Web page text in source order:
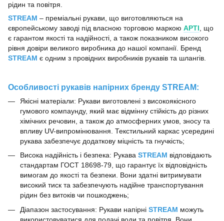
рідин та повітря.
STREAM – преміальні рукави, що виготовляються на
європейському заводі під власною торговою маркою АРТІ , що
є гарантом якості та надійності, а також показником високого
рівня довіри великого виробника до нашої компанії. Бренд
STREAM є одним з провідних виробників рукавів та шлангів.
Особливості рукавів напірних бренду STREAM:
Якісні матеріали: Рукави виготовлені з високоякісного
гумового компаунду, який має відмінну стійкість до різних
хімічних речовин, а також до атмосферних умов, зносу та
впливу UV-випромінювання. Текстильний каркас усередині
рукава забезпечує додаткову міцність та гнучкість;
Висока надійність і безпека: Рукава STREAM відповідають
стандартам ГОСТ 18698-79, що гарантує їх відповідність
вимогам до якості та безпеки. Вони здатні витримувати
високий тиск та забезпечують надійне транспортування
рідин без витоків чи пошкоджень;
Діапазон застосування: Рукави напірні STREAM можуть
використовуватися для подачі води та повітря. Вони